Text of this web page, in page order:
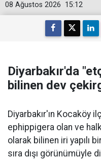
15:12
08 Ağustos 2026
Diyarbakır'da
bilinen dev
Diyarbakır'ın Kocaköy
ephippigera olan ve
olarak bilinen iri yapılı
sıra dışı görünümüyle